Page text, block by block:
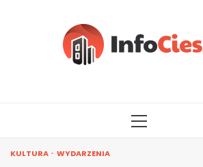
PRIMARY
KULTURA WYDARZENIA